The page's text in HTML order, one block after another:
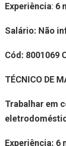
Experiência: 6
Salário: Não
Cód: 8001069
TÉCNICO DE
Trabalhar em
Experiência: 6